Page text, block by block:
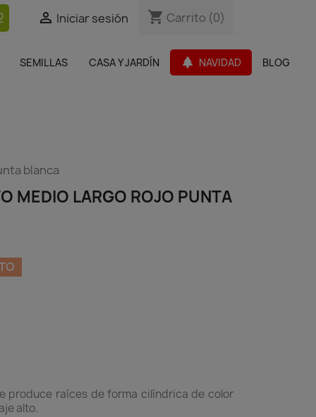
 Iniciar sesión shopping_cart Carrito (0)
 Iniciar sesión shopping_cart Carrito (0)
SEMILLAS CASA Y JARDÍN park NAVIDAD BLOG
Jardín
blanca
MEDIO LARGO ROJO PUNTA
produce raíces de forma cilíndrica de color
alto.